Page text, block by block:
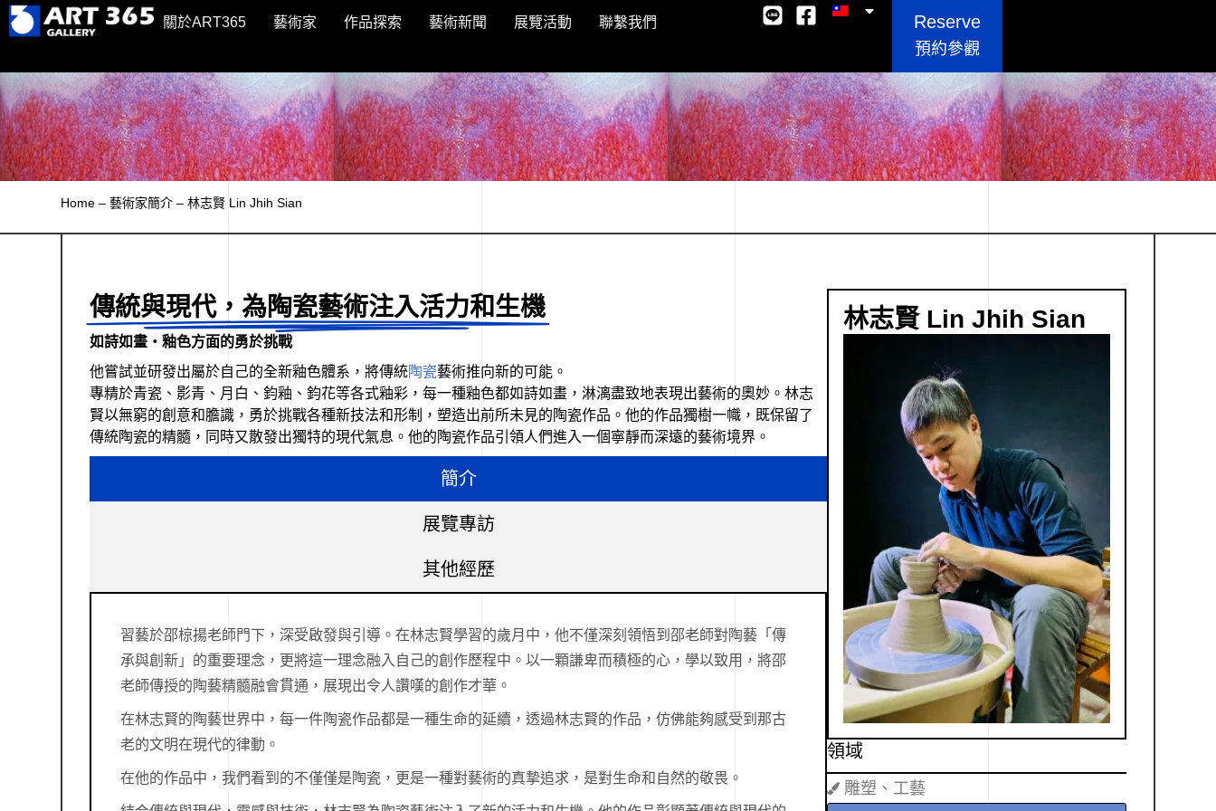
關於ART365 藝術家 作品探索 藝術新聞 展覽活動 聯繫我們 Reserve
預約參觀
Home –藝術家簡介 –林志賢 Lin Jhih Sian
傳統與現代，為陶瓷藝術注入活力和生機
如詩如畫・釉色方面的勇於挑戰
他嘗試並研發出屬於自己的全新釉色體系，將傳統陶瓷藝術推向新的可能。
專精於青瓷、影青、月白、鈞釉、鈞花等各式釉彩，每一種釉色都如詩如畫，淋漓盡致地表現出藝術的奧妙。林志
賢以無窮的創意和膽識，勇於挑戰各種新技法和形制，塑造出前所未見的陶瓷作品。他的作品獨樹一幟，既保留了
傳統陶瓷的精髓，同時又散發出獨特的現代氣息。他的陶瓷作品引領人們進入一個寧靜而深遠的藝術境界。
簡介
展覽專訪
其他經歷
習藝於邵椋揚老師門下，深受啟發與引導。在林志賢學習的歲月中，他不僅深刻領悟到邵老師對陶藝「傳
承與創新」的重要理念，更將這一理念融入自己的創作歷程中。以一顆謙卑而積極的心，學以致用，將邵
老師傳授的陶藝精髓融會貫通，展現出令人讚嘆的創作才華。
在林志賢的陶藝世界中，每一件陶瓷作品都是一種生命的延續，透過林志賢的作品，仿佛能夠感受到那古
老的文明在現代的律動。
在他的作品中，我們看到的不僅僅是陶瓷，更是一種對藝術的真摯追求，是對生命和自然的敬畏。
林志賢 Lin Jhih Sian
領域
雕塑、工藝